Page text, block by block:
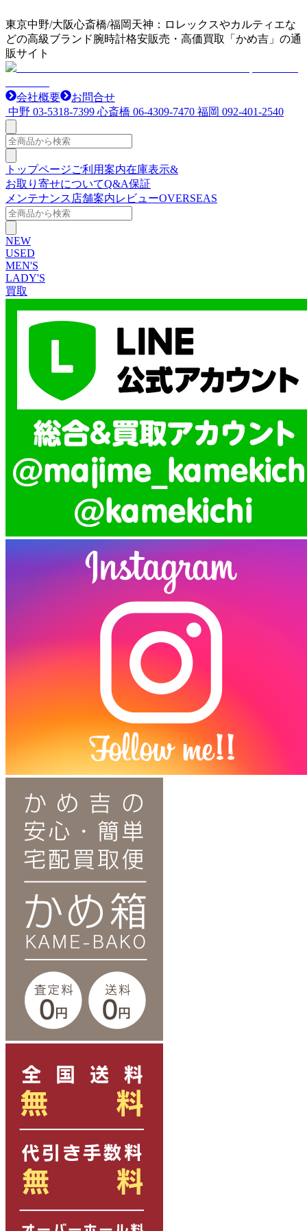
東京中野/大阪心斎橋/福岡天神：ロレックスやカルティエな
どの高級ブランド腕時計格安販売・高価買取「かめ吉」の通
販サイト
会社概要
お問合せ
中野 03-5318-7399 心斎橋 06-4309-7470 福岡 092-401-2540
トップページご利用案内在庫表示&
お取り寄せについてQ&A保証
メンテナンス 店舗案内レビューOVERSEAS
NEW
USED
MEN'S
LADY'S
買取